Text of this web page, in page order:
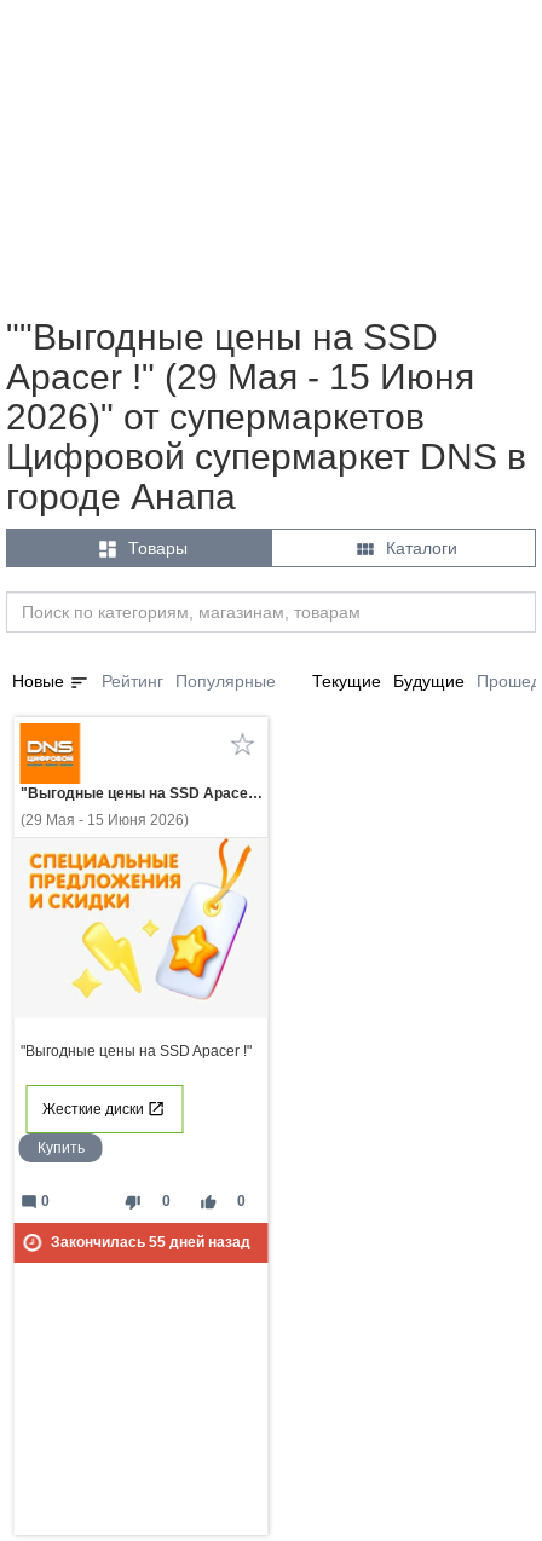
""Выгодные цены на SSD
Apacer !" (29 Мая - 15 Июня
2026)" от супермаркетов
Цифровой супермаркет DNS в
городе Анапа
 Товары  Каталоги
Новые sort Рейтинг Популярные Текущие Будущие
"Выгодные цены на SSD Apacer !"
(29 Мая - 15 Июня 2026)
"Выгодные цены на SSD Apacer !"
Жесткие диски
Купить
thumb_down 0 thumb_up 0
mode_comment 0
Закончилась 55дней назад